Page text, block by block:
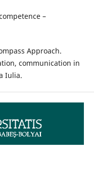
–
Approach.
communication in
Iulia.